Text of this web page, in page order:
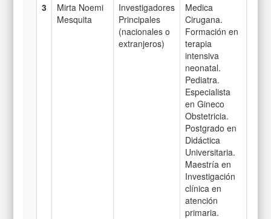
3
Mirta Noemi
Mesquita
Investigadores
Principales
(nacionales o
extranjeros)
Medica
Cirugana.
Formación en
terapia
intensiva
neonatal.
Pediatra.
Especialista
en Gineco
Obstetricia.
Postgrado en
Didáctica
Universitaria.
Maestría en
Investigación
clínica en
atención
primaria.